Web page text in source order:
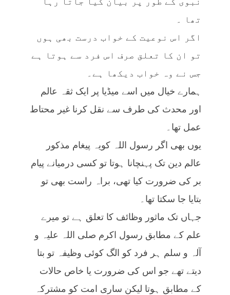
تھا ۔
اگر اس نوعیت کے خواب درست بھی ہوں
تو ان کا تعلق صرف اس فرد سے ہوتا ہے
جس نے وہ خواب دیکھا ہے۔
ہمارے خیال میں اسے میڈیا پر ایک ثقہ عالم
اور محدث کی طرف سے نقل کرنا غیر محتاط
عمل تھا۔
یوں بھی اگر رسول اللہ کویہ پیغام مذکور
عالم دین تک پہنچانا ہوتا تو کسی درمیانے پیام
بر کی ضرورت کیا تھی، براہ راست بھی تو
بتایا جا سکتا تھا۔
جہاں تک ماثور وظائف کا تعلق ہے تو میرے
علم کے مطابق رسول اکرم صلی اللہ علیہ و
آلہ و سلم ہر فرد کو الگ کوئی وظیفہ تو بتا
دیتے تھے جو اس کی ضرورت یا خاص حالات
کے مطابق ہوتا لیکن ساری امت کو مشترکہ